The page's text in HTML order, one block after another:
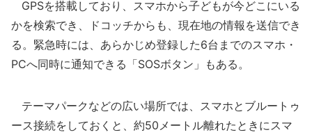
GPSを搭載しており、スマホから子どもが今どこにいる
かを検索でき、ドコッチからも、現在地の情報を送信でき
る。緊急時には、あらかじめ登録した6台までのスマホ・
PCへ同時に通知できる「SOSボタン」もある。
テーマパークなどの広い場所では、スマホとブルートゥ
ース接続をしておくと、約50メートル離れたときにスマ